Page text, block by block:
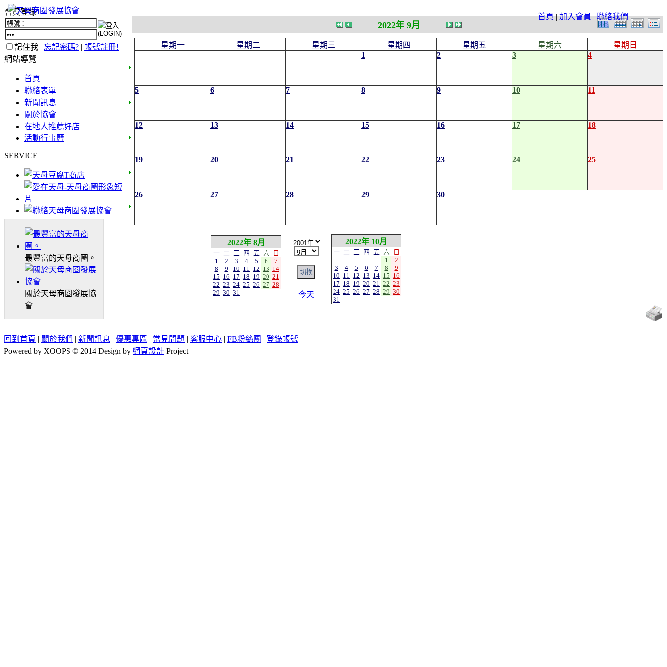
首頁|加入會員|聯絡我們
會員登錄
記住我 | 忘記密碼? | 帳號註冊!
網站導覽
首頁
聯絡表單
新聞訊息
關於協會
在地人推薦好店
活動行事曆
SERVICE
最豐富的天母商圈。
關於天母商圈發展協
會
2022年 9月
星期一 星期二 星期三 星期四 星期五 星期六
星期日
1
2 3 4
5 6 7 8 9 10 11
12 13 14 15 16 17 18
19 20 21 22 23 24 25
26 27 28 29 30
2022年 8月
一 二 三 四 五 六
日
1
2 3 4 5 6
7
8
9 10 11 12 13 14
15 16 17 18 19 20 21
22 23 24 25 26 27 28
29 30 31 今天
2022年 10月
一 二 三 四 五 六
日
1
2
3
4 5 6 7 8
9
10 11 12 13 14 15 16
17 18 19 20 21 22 23
24 25 26 27 28 29 30
31
回到首頁 | 關於我們 | 新聞訊息 | 優惠專區 | 常見問題 | 客服中心 | FB粉絲團 | 登錄帳號
Powered by XOOPS © 2014 Design by 網頁設計 Project